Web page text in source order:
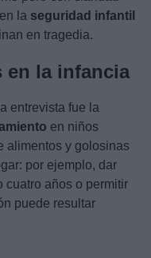
la seguridad infantil
en tragedia.
en la infancia
entrevista fue la
en niños
alimentos y golosinas
por ejemplo, dar
cuatro años o permitir
puede resultar